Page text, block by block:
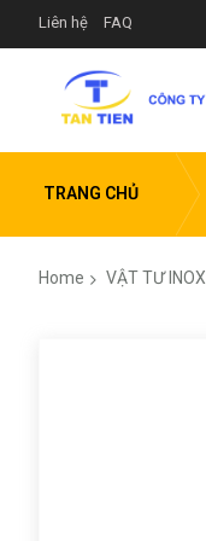
Liên hệ FAQ
TRANG CHỦ
Home VẬT TƯ INOX